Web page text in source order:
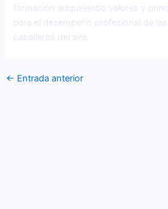
formación adquiriendo valores y
para el desempeño profesional de
caballeros del aire.
← Entrada anterior